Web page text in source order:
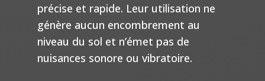
précise et rapide. Leur utilisation ne
génère aucun encombrement au
niveau du sol et n’émet pas de
nuisances sonore ou vibratoire.